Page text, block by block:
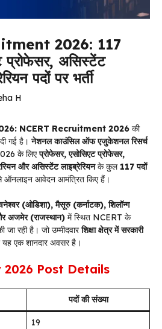
2026: 117
प्रोफेसर, असिस्टेंट
पदों पर भर्ती
H
NCERT Recruitment 2026 की
गई है।नेशनल काउंसिल ऑफ एजुकेशनल रिसर्च
के लिएप्रोफेसर, एसोसिएट प्रोफेसर,
और असिस्टेंट लाइब्रेरियनके कुल 117 पदों
से ऑनलाइन आवेदन आमंत्रित किए हैं।
(ओडिशा), मैसूरु (कर्नाटक), शिलॉन्ग
अजमेर (राजस्थान) में स्थित NCERT के
जा रही है। जो उम्मीदवारशिक्षा क्षेत्र में सरकारी
एक शानदार अवसर है।
2026 Post Details
पदों की संख्या
19